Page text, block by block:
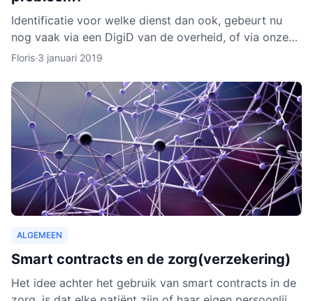
Identificatie voor welke dienst dan ook, gebeurt nu
nog vaak via een DigiD van de overheid, of via onze
identiteitskaart. In sommige gevallen moeten we zelfs
Floris·3 januari 2019
ALGEMEEN
Smart contracts en de zorg(verzekering)
Het idee achter het gebruik van smart contracts in de